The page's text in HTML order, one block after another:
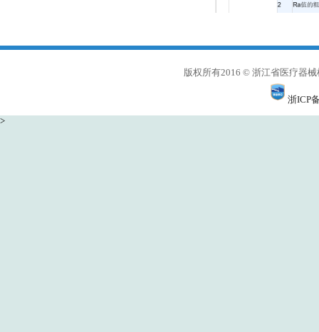
版权所有2016 © 浙江省医疗器
浙ICP
>